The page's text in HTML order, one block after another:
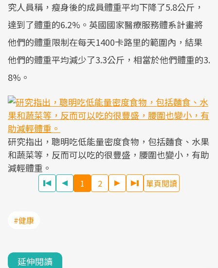
究人員稱，瘦身後的成員體重平均下降了5.8公斤，
達到了體重的6.2%。英國國家醫療服務體系計畫將
他們的體重限制在每天1400卡路里的範圍內，結果
他們的體重平均減少了3.3公斤，相當於他們體重的3.
8%。
研究指出，聰明吃低能量密度食物，包括麵食、水果
和蔬菜等，反而可以吃的很豐盛，腰圍也變小，有助
減輕體重。
1 2 單頁閱讀
#健康
延伸閱讀